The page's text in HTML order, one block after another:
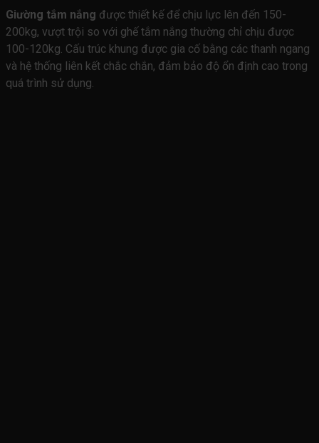
Giường tắm nắng được thiết kế để chịu lực lên đến 150-
200kg, vượt trội so với ghế tắm nắng thường chỉ chịu được
100-120kg. Cấu trúc khung được gia cố bằng các thanh ngang
và hệ thống liên kết chắc chắn, đảm bảo độ ổn định cao trong
quá trình sử dụng.